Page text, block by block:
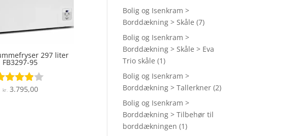
297 liter
FB3297-95
Vurderet
kr.3.795,00
Bolig og Isenkram >
Borddækning > Skåle (7)
Bolig og Isenkram >
Borddækning > Skåle > Eva
Trio skåle (1)
Bolig og Isenkram >
Borddækning > Tallerkner (2)
Bolig og Isenkram >
Borddækning > Tilbehør til
borddækningen (1)